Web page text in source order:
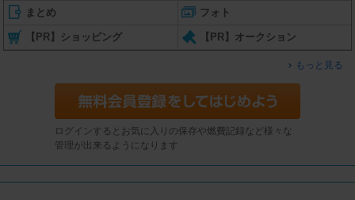
まとめ フォト
【PR】ショッピング 【PR】オークション
もっと見る
ログインするとお気に入りの保存や燃費記録など様々な
管理が出来るようになります